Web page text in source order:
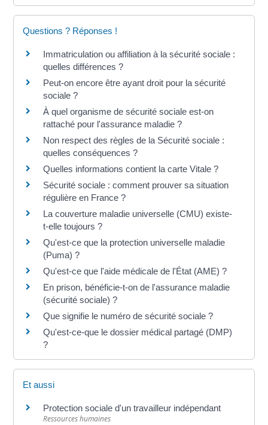
Questions ? Réponses !
Immatriculation ou affiliation à la sécurité sociale :
quelles différences ?
Peut-on encore être ayant droit pour la sécurité
sociale ?
À quel organisme de sécurité sociale est-on
rattaché pour l'assurance maladie ?
Non respect des règles de la Sécurité sociale :
quelles conséquences ?
Quelles informations contient la carte Vitale ?
Sécurité sociale : comment prouver sa situation
régulière en France ?
La couverture maladie universelle (CMU) existe-
t-elle toujours ?
Qu'est-ce que la protection universelle maladie
(Puma) ?
Qu'est-ce que l'aide médicale de l'État (AME) ?
En prison, bénéficie-t-on de l'assurance maladie
(sécurité sociale) ?
Que signifie le numéro de sécurité sociale ?
Qu'est-ce-que le dossier médical partagé (DMP)
?
Et aussi
Protection sociale d'un travailleur indépendant
Ressources humaines